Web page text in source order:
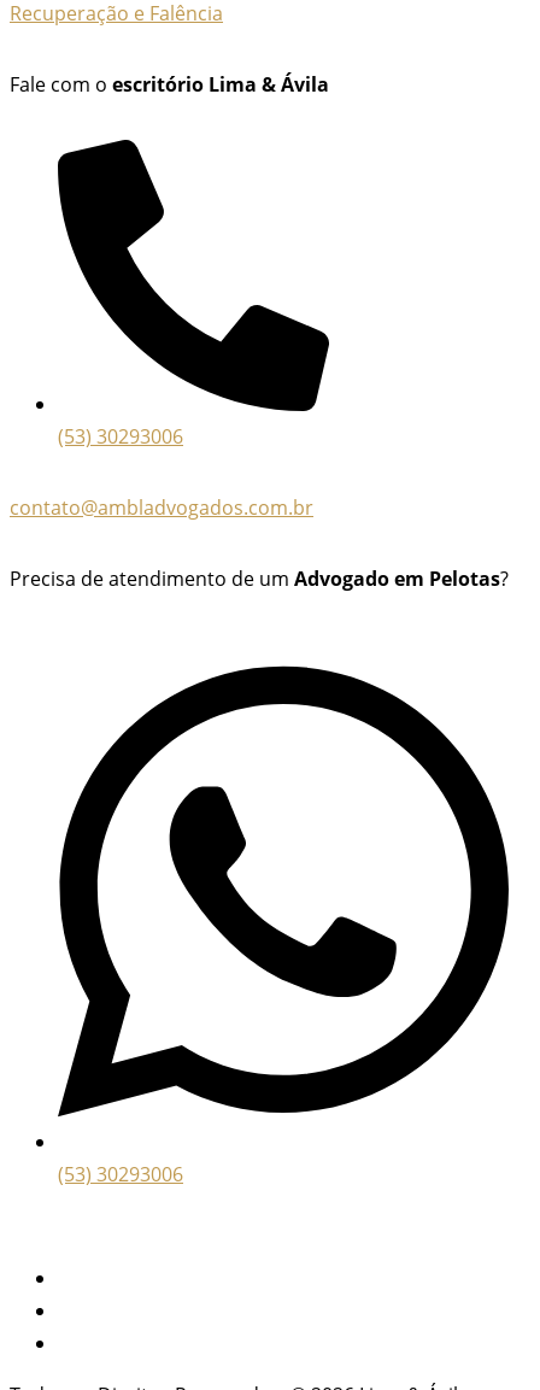
Recuperação e Falência
Fale com o escritório Lima & Ávila
(53) 30293006
contato@ambladvogados.com.br
Precisa de atendimento de um Advogado em Pelotas?
(53) 30293006